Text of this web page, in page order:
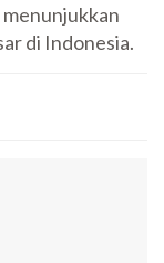
di Indonesia.